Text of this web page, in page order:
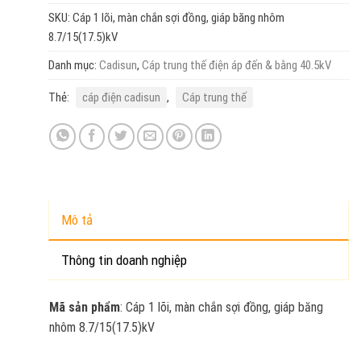
SKU: Cáp 1 lõi, màn chắn sợi đồng, giáp băng nhôm
8.7/15(17.5)kV
Danh mục: Cadisun, Cáp trung thế điện áp đến & bằng 40.5kV
Thẻ: cáp điện cadisun , Cáp trung thế
Mô tả
Thông tin doanh nghiệp
Mã sản phẩm: Cáp 1 lõi, màn chắn sợi đồng, giáp băng
nhôm 8.7/15(17.5)kV